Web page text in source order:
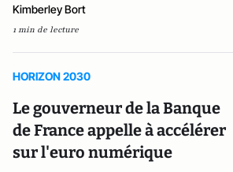
Kimberley Bort
1 min de lecture
HORIZON 2030
Le gouverneur de la Banque
de France appelle à accélérer
sur l'euro numérique